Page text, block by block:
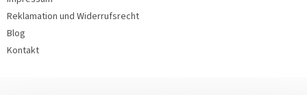
Reklamation und Widerrufsrecht
Blog
Kontakt